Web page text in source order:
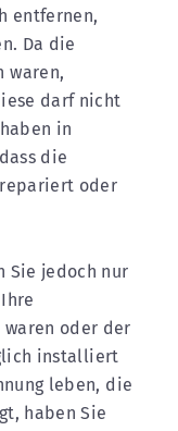
entfernen,
Da die
waren,
darf nicht
in
die
oder
Sie jedoch nur
oder der
installiert
leben, die
haben Sie